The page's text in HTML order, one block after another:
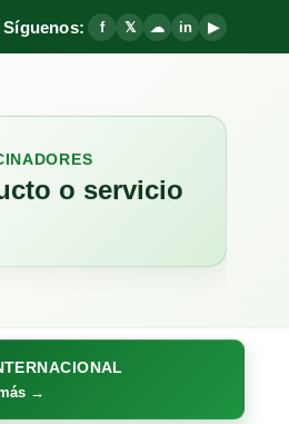
Síguenos: f 𝕏 ☁ in ▶
o servicio
→